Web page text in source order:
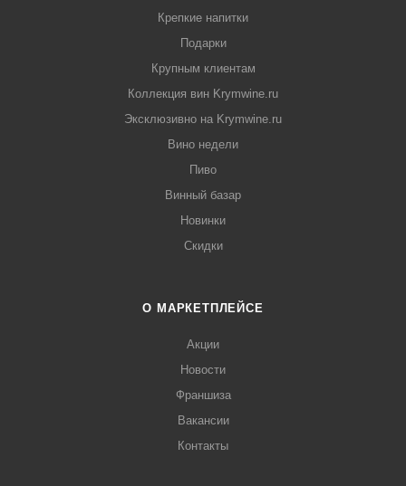
Крепкие напитки
Подарки
Крупным клиентам
Коллекция вин Krymwine.ru
Эксклюзивно на Krymwine.ru
Вино недели
Пиво
Винный базар
Новинки
Скидки
О МАРКЕТПЛЕЙСЕ
Акции
Новости
Франшиза
Вакансии
Контакты